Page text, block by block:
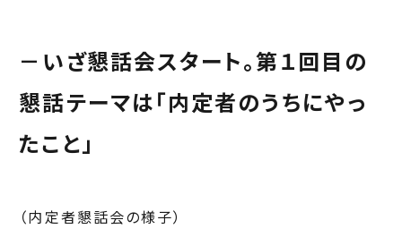
－いざ懇話会スタート。第１回目の
懇話テーマは「内定者のうちにやっ
たこと」
（内定者懇話会の様子）